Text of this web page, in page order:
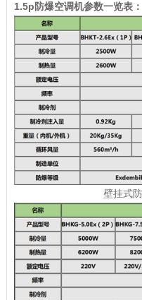
1.5p防爆空调机参数一览表：
壁挂式